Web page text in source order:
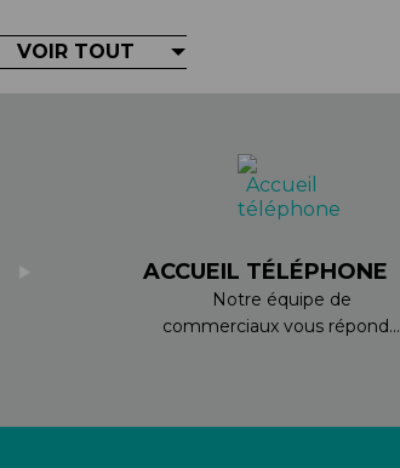
VOIR TOUT
ACCUEIL TÉLÉPHONE
Notre équipe de
commerciaux vous répond...